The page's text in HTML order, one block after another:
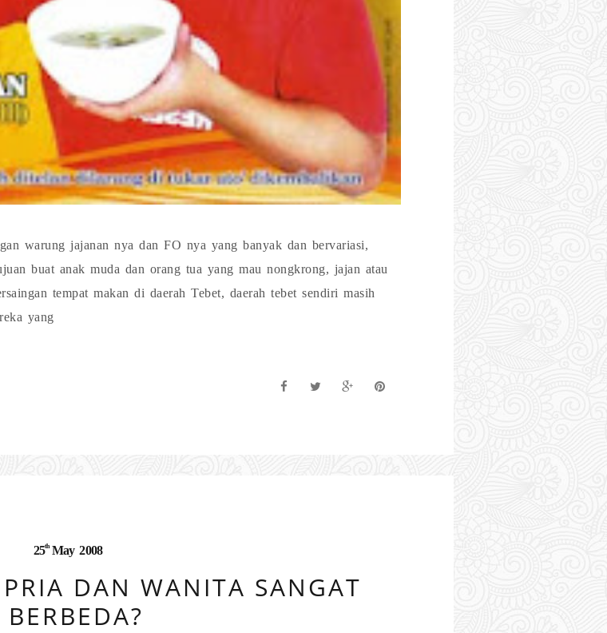
warung jajanan nya dan FO nya yang banyak dan bervariasi,
buat anak muda dan orang tua yang mau nongkrong, jajan atau
tempat makan di daerah Tebet, daerah tebet sendiri masih
yang
25th May 2008
DAN WANITA SANGAT
BERBEDA?